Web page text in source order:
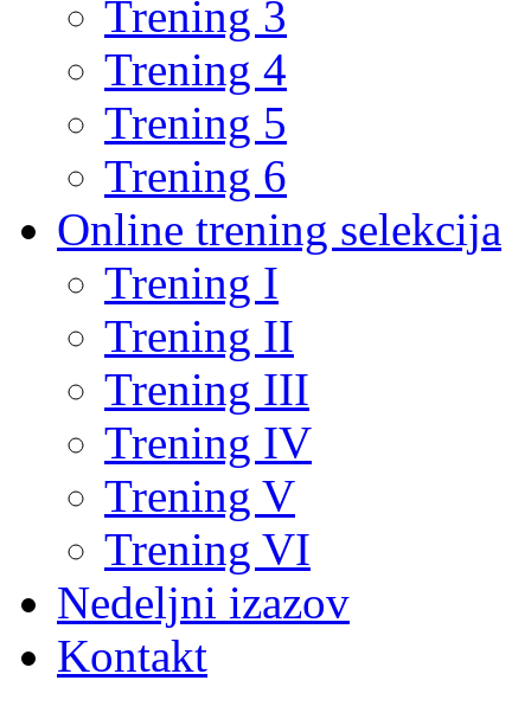
Trening 3
Trening 4
Trening 5
Trening 6
Online trening selekcija
Trening I
Trening II
Trening III
Trening IV
Trening V
Trening VI
Nedeljni izazov
Kontakt